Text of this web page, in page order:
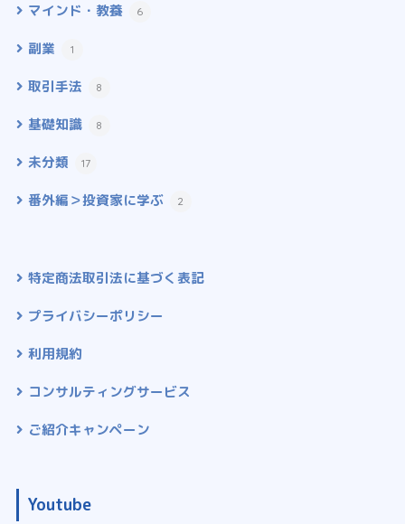
マインド・教養 6
副業 1
取引手法 8
基礎知識 8
未分類 17
番外編＞投資家に学ぶ 2
特定商法取引法に基づく表記
プライバシーポリシー
利用規約
コンサルティングサービス
ご紹介キャンペーン
Youtube